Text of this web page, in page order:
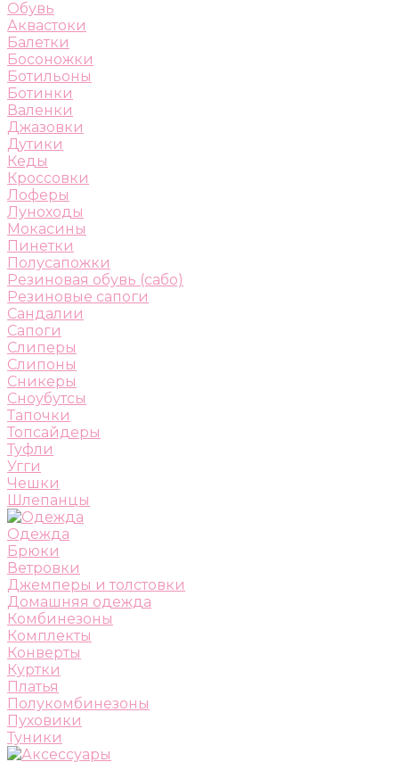
Обувь
Аквастоки
Балетки
Босоножки
Ботильоны
Ботинки
Валенки
Джазовки
Дутики
Кеды
Кроссовки
Лоферы
Луноходы
Мокасины
Пинетки
Полусапожки
Резиновая обувь (сабо)
Резиновые сапоги
Сандалии
Сапоги
Слиперы
Слипоны
Сникеры
Сноубутсы
Тапочки
Топсайдеры
Туфли
Угги
Чешки
Шлепанцы
Одежда
Брюки
Ветровки
Джемперы и толстовки
Домашняя одежда
Комбинезоны
Комплекты
Конверты
Куртки
Платья
Полукомбинезоны
Пуховики
Туники